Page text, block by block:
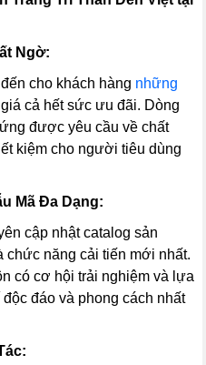
Ngờ:
cho khách hàng những
cả hết sức ưu đãi. Dòng
được yêu cầu về chất
kiệm cho người tiêu dùng
Mã Đa Dạng:
cập nhật catalog sản
chức năng cải tiến mới nhất.
có cơ hội trải nghiệm và lựa
đáo và phong cách nhất